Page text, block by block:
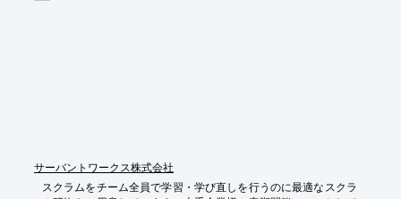
サーバントワークス株式会社
スクラムをチーム全員で学習・学び直しを行うのに最適なスクラ